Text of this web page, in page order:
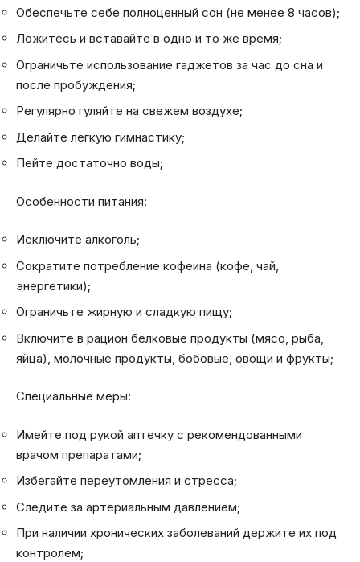
Обеспечьте себе полноценный сон (не менее 8 часов);
Ложитесь и вставайте в одно и то же время;
Ограничьте использование гаджетов за час до сна и
после пробуждения;
Регулярно гуляйте на свежем воздухе;
Делайте легкую гимнастику;
Пейте достаточно воды;
Особенности питания:
Исключите алкоголь;
Сократите потребление кофеина (кофе, чай,
энергетики);
Ограничьте жирную и сладкую пищу;
Включите в рацион белковые продукты (мясо, рыба,
яйца), молочные продукты, бобовые, овощи и фрукты;
Специальные меры:
Имейте под рукой аптечку с рекомендованными
врачом препаратами;
Избегайте переутомления и стресса;
Следите за артериальным давлением;
При наличии хронических заболеваний держите их под
контролем;